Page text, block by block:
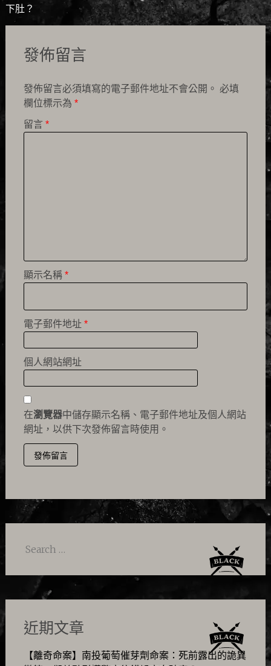
下肚？
發佈留言
發佈留言必須填寫的電子郵件地址不會公開。 必填
欄位標示為 *
留言 *
顯示名稱 *
電子郵件地址 *
個人網站網址
在瀏覽器中儲存顯示名稱、電子郵件地址及個人網站
網址，以供下次發佈留言時使用。
Search
近期文章
【離奇命案】南投葡萄催芽劑命案：死前露出的詭異